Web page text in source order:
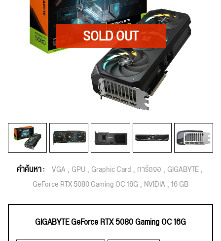
คำค้นหา : VGA GPU Graphic Card การ์ดจอ GIGABYTE
GeForce RTX 5080 Gaming OC 16G NVIDIA 16 GB
GIGABYTE GeForce RTX 5080 Gaming OC 16G